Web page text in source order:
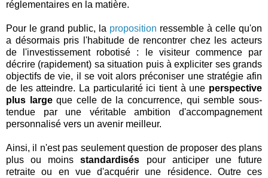
réglementaires en la matière.
Pour le grand public, la proposition ressemble à celle qu'on
a désormais pris l'habitude de rencontrer chez les acteurs
de l'investissement robotisé : le visiteur commence par
décrire (rapidement) sa situation puis à expliciter ses grands
objectifs de vie, il se voit alors préconiser une stratégie afin
de les atteindre. La particularité ici tient à une perspective
plus largeque celle de la concurrence, qui semble sous-
tendue par une véritable ambition d'accompagnement
personnalisé vers un avenir meilleur.
Ainsi, il n'est pas seulement question de proposer des plans
plus ou moinsstandardisés pour anticiper une future
retraite ou en vue d'acquérir une résidence. Outre ces